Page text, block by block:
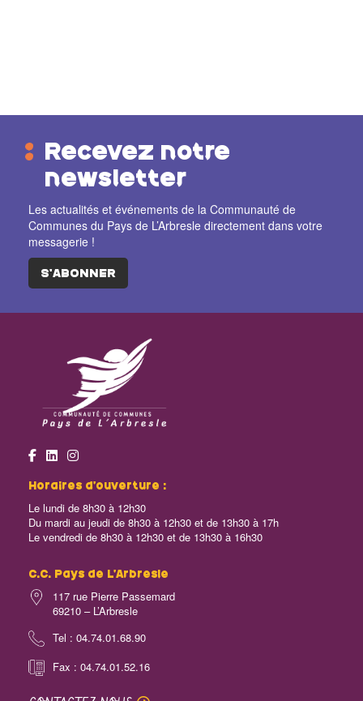
Recevez notre
newsletter
Les actualités et événements de la Communauté de
Communes du Pays de L’Arbresle directement dans votre
messagerie !
S'ABONNER
Horaires d’ouverture :
Le lundi de 8h30 à 12h30
Du mardi au jeudi de 8h30 à 12h30 et de 13h30 à 17h
Le vendredi de 8h30 à 12h30 et de 13h30 à 16h30
C.C. Pays de L’Arbresle
117 rue Pierre Passemard
69210 – L’Arbresle
Tel : 04.74.01.68.90
Fax : 04.74.01.52.16